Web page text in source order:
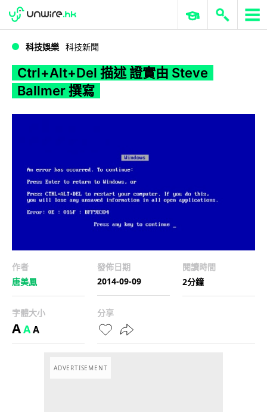
WWDC 2026 ERP 與商業 AI
科技娛樂 科技新聞
Ctrl+Alt+Del 描述 證實由 Steve
Ballmer 撰寫
作者
唐美鳳
發佈日期
2014-09-09
閱讀時間
2分鐘
字體大小
AAA
分享
ADVERTISEMENT